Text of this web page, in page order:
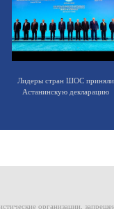
Лидеры стран ШОС приняли
Астанинскую декларацию
организации,